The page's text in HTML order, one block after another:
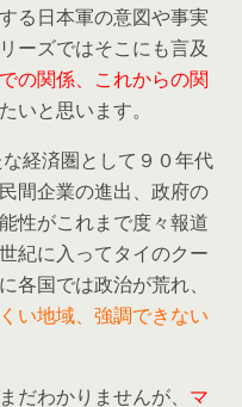
る日本軍の意図や事実
ーズではそこにも言及
の関係、これからの関
いと思います。
経済圏として９０年代
間企業の進出、政府の
性がこれまで度々報道
紀に入ってタイのクー
各国では政治が荒れ、
い地域、強調できない
だわかりませんが、 マ